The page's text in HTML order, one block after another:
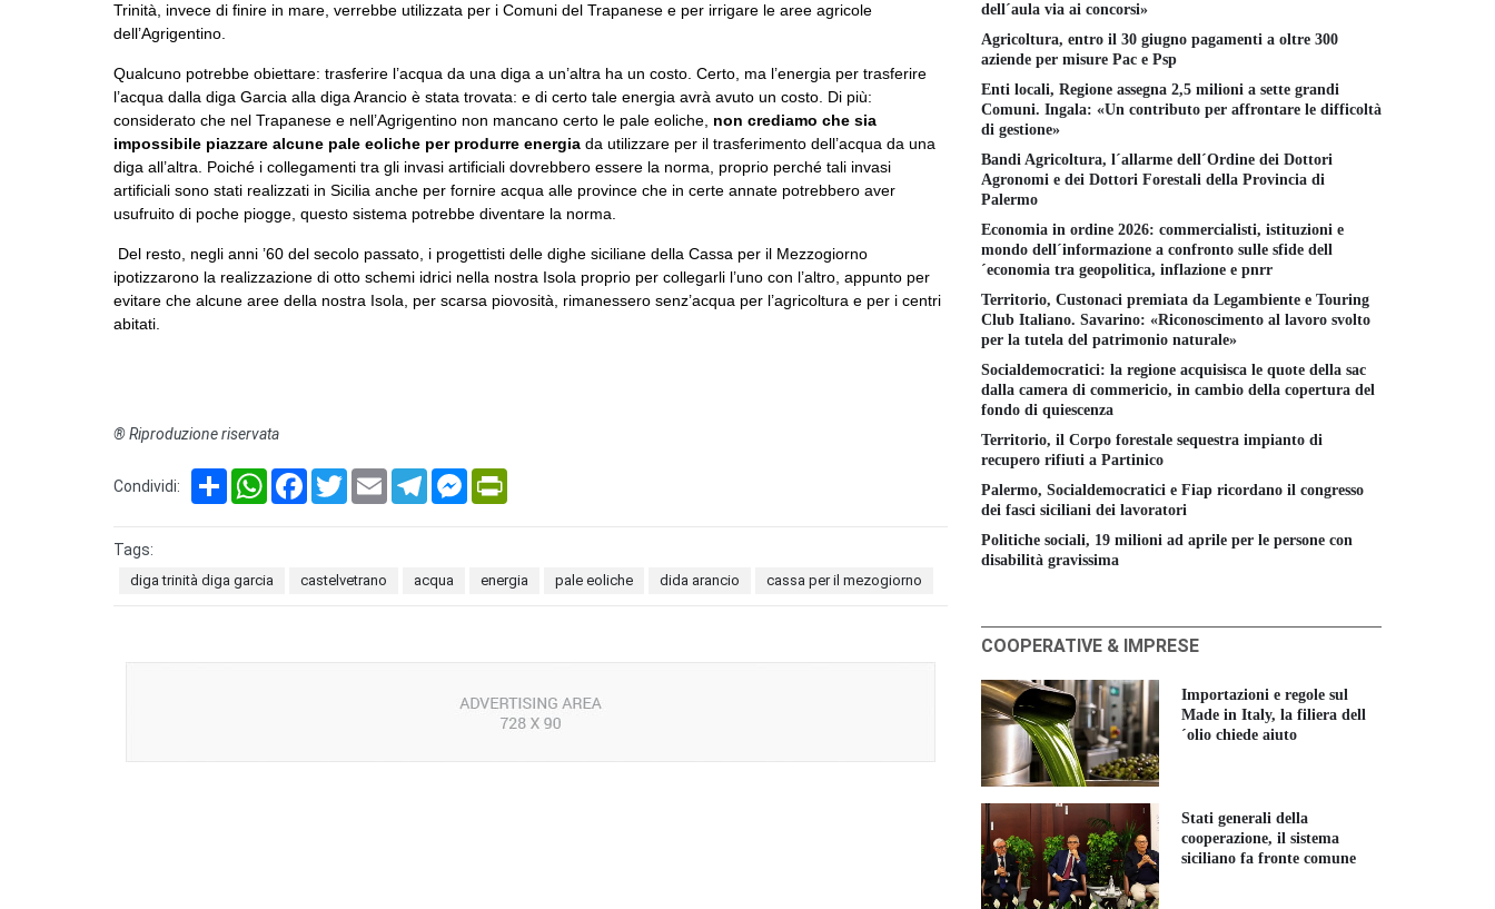
Trinità, invece di finire in mare, verrebbe utilizzata per i Comuni del Trapanese e per irrigare le aree agricole
dell’Agrigentino.
Qualcuno potrebbe obiettare: trasferire l’acqua da una diga a un’altra ha un costo. Certo, ma l’energia per trasferire
l’acqua dalla diga Garcia alla diga Arancio è stata trovata: e di certo tale energia avrà avuto un costo. Di più:
considerato che nel Trapanese e nell’Agrigentino non mancano certo le pale eoliche, non crediamo che sia
impossibile piazzare alcune pale eoliche per produrre energia da utilizzare per il trasferimento dell’acqua da una
diga all’altra. Poiché i collegamenti tra gli invasi artificiali dovrebbero essere la norma, proprio perché tali invasi
artificiali sono stati realizzati in Sicilia anche per fornire acqua alle province che in certe annate potrebbero aver
usufruito di poche piogge, questo sistema potrebbe diventare la norma.
Del resto, negli anni ’60 del secolo passato, i progettisti delle dighe siciliane della Cassa per il Mezzogiorno
ipotizzarono la realizzazione di otto schemi idrici nella nostra Isola proprio per collegarli l’uno con l’altro, appunto per
evitare che alcune aree della nostra Isola, per scarsa piovosità, rimanessero senz’acqua per l’agricoltura e per i centri
abitati.
® Riproduzione riservata
Condividi: Share WhatsAppFacebook
TwitterEmail TelegramMessenger
Tags:
diga trinità diga garcia castelvetrano acqua energia pale eoliche dida arancio cassa per il mezogiorno
dell´aula via ai concorsi»
Agricoltura, entro il 30 giugno pagamenti a oltre 300
aziende per misure Pac e Psp
Enti locali, Regione assegna 2,5 milioni a sette grandi
Comuni. Ingala: «Un contributo per affrontare le difficoltà
di gestione»
Bandi Agricoltura, l´allarme dell´Ordine dei Dottori
Agronomi e dei Dottori Forestali della Provincia di
Palermo
Economia in ordine 2026: commercialisti, istituzioni e
mondo dell´informazione a confronto sulle sfide dell
´economia tra geopolitica, inflazione e pnrr
Territorio, Custonaci premiata da Legambiente e Touring
Club Italiano. Savarino: «Riconoscimento al lavoro svolto
per la tutela del patrimonio naturale»
Socialdemocratici: la regione acquisisca le quote della sac
dalla camera di commericio, in cambio della copertura del
fondo di quiescenza
Territorio, il Corpo forestale sequestra impianto di
recupero rifiuti a Partinico
Palermo, Socialdemocratici e Fiap ricordano il congresso
dei fasci siciliani dei lavoratori
Politiche sociali, 19 milioni ad aprile per le persone con
disabilità gravissima
COOPERATIVE & IMPRESE
Importazioni e regole sul
Made in Italy, la filiera dell
´olio chiede aiuto
Stati generali della
cooperazione, il sistema
siciliano fa fronte comune